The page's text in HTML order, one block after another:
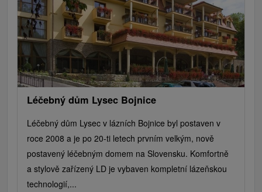
Léčebný dům Lysec Bojnice
Léčebný dům Lysec v lázních Bojnice byl postaven v
roce 2008 a je po 20-ti letech prvním velkým, nově
postavený léčebným domem na Slovensku. Komfortně
a stylově zařízený LD je vybaven kompletní lázeňskou
technologií,...